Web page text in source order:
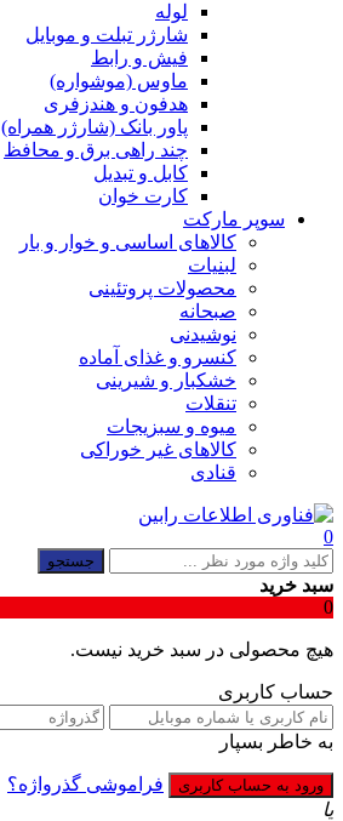
لوله
شارژر تبلت و موبایل
فیش و رابط
ماوس (موشواره)
هدفون و هندزفری
پاور بانک (شارژر همراه)
چند راهی برق و محافظ
کابل و تبدیل
کارت خوان
سوپر مارکت
کالاهای اساسی و خوار و بار
لبنیات
محصولات پروتئینی
صبحانه
نوشیدنی
کنسرو و غذای آماده
خشکبار و شیرینی
تنقلات
میوه و سبزیجات
کالاهای غیر خوراکی
قنادی
0
جستجو
سبد خرید
0
هیچ محصولی در سبد خرید نیست.
حساب کاربری
به خاطر بسپار
فراموشی گذرواژه؟
یا